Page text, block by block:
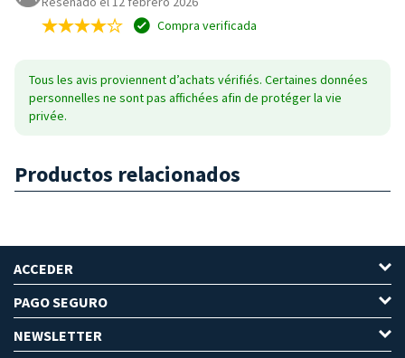
Compra verificada
Tous les avis proviennent d’achats vérifiés. Certaines données
personnelles ne sont pas affichées afin de protéger la vie
privée.
Productos relacionados
ACCEDER
PAGO SEGURO
NEWSLETTER